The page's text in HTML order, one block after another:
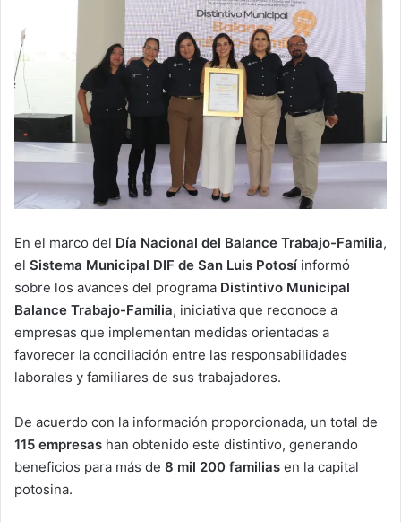
En el marco del Día Nacional del Balance Trabajo-Familia,
el Sistema Municipal DIF de San Luis Potosí informó
sobre los avances del programa Distintivo Municipal
Balance Trabajo-Familia, iniciativa que reconoce a
empresas que implementan medidas orientadas a
favorecer la conciliación entre las responsabilidades
laborales y familiares de sus trabajadores.
De acuerdo con la información proporcionada, un total de
115 empresas han obtenido este distintivo, generando
beneficios para más de 8 mil 200 familias en la capital
potosina.